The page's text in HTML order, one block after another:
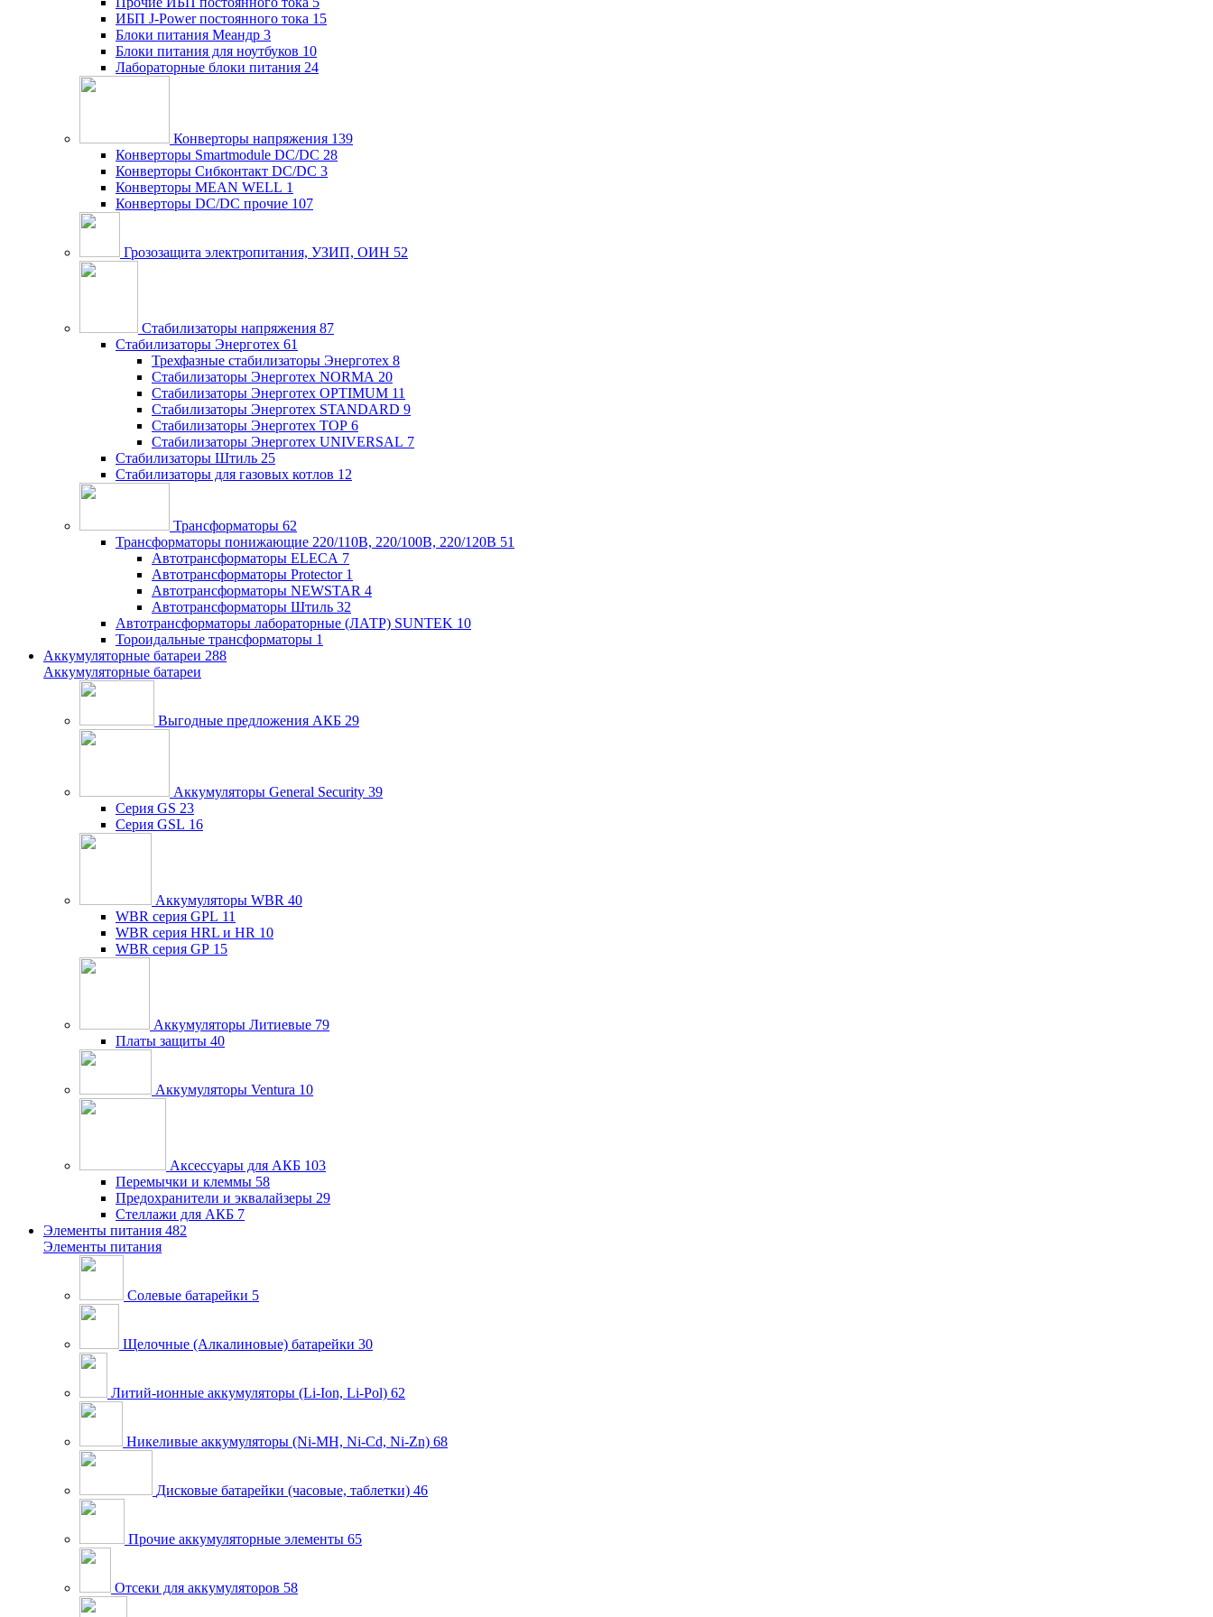
ИБП J-Power постоянного тока 15
Блоки питания Меандр 3
Блоки питания для ноутбуков 10
Лабораторные блоки питания 24
Конверторы напряжения 139
Конверторы Smartmodule DC/DC 28
Конверторы Сибконтакт DC/DC 3
Конверторы MEAN WELL 1
Конверторы DC/DC прочие 107
Грозозащита электропитания, УЗИП, ОИН 52
Стабилизаторы напряжения 87
Стабилизаторы Энерготех 61
Трехфазные стабилизаторы Энерготех 8
Стабилизаторы Энерготех NORMA 20
Стабилизаторы Энерготех OPTIMUM 11
Стабилизаторы Энерготех STANDARD 9
Стабилизаторы Энерготех TOP 6
Стабилизаторы Энерготех UNIVERSAL 7
Стабилизаторы Штиль 25
Стабилизаторы для газовых котлов 12
Трансформаторы 62
Трансформаторы понижающие 220/110В, 220/100В, 220/120В 51
Автотрансформаторы ELECA 7
Автотрансформаторы Protector 1
Автотрансформаторы NEWSTAR 4
Автотрансформаторы Штиль 32
Автотрансформаторы лабораторные (ЛАТР) SUNTEK 10
Тороидальные трансформаторы 1
Аккумуляторные батареи 288
Аккумуляторные батареи
Выгодные предложения АКБ 29
Аккумуляторы General Security 39
Серия GS 23
Серия GSL 16
Аккумуляторы WBR 40
WBR серия GPL 11
WBR серия HRL и HR 10
WBR серия GP 15
Аккумуляторы Литиевые 79
Платы защиты 40
Аккумуляторы Ventura 10
Аксессуары для АКБ 103
Перемычки и клеммы 58
Предохранители и эквалайзеры 29
Стеллажи для АКБ 7
Элементы питания 482
Элементы питания
Солевые батарейки 5
Щелочные (Алкалиновые) батарейки 30
Литий-ионные аккумуляторы (Li-Ion, Li-Pol) 62
Никеливые аккумуляторы (Ni-MH, Ni-Cd, Ni-Zn) 68
Дисковые батарейки (часовые, таблетки) 46
Прочие аккумуляторные элементы 65
Отсеки для аккумуляторов 58